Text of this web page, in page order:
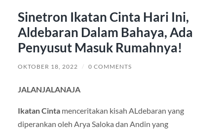
Sinetron Ikatan Cinta Hari Ini,
Aldebaran Dalam Bahaya, Ada
Penyusut Masuk Rumahnya!
OKTOBER 18, 2022 / 0 COMMENTS
JALANJALANAJA
Ikatan Cintamenceritakan kisah ALdebaran yang
diperankan oleh Arya Saloka dan Andin yang